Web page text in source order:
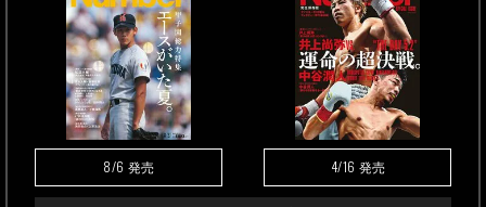
8/6 発売 4/16 発売